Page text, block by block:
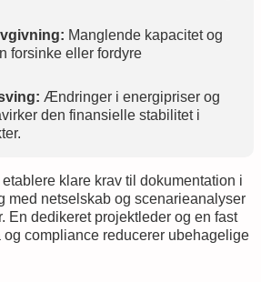
Manglende kapacitet og
forsinke eller fordyre
Ændringer i energipriser og
den finansielle stabilitet i
klare krav til dokumentation i
med netselskab og scenarieanalyser
En dedikeret projektleder og en fast
compliance reducerer ubehagelige